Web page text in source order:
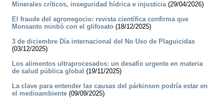
Minerales críticos, inseguridad hídrica e injusticia(29/04/2026)
El fraude del agronegocio: revista científica confirma que
Monsanto mintió con el glifosato (18/12/2025)
3 de diciembre Día internacional del No Uso de Plaguicidas
(03/12/2025)
Los alimentos ultraprocesados: un desafío urgente en materia
de salud pública global (19/11/2025)
La clave para entender las causas del párkinson podría estar en
el medioambiente (09/09/2025)